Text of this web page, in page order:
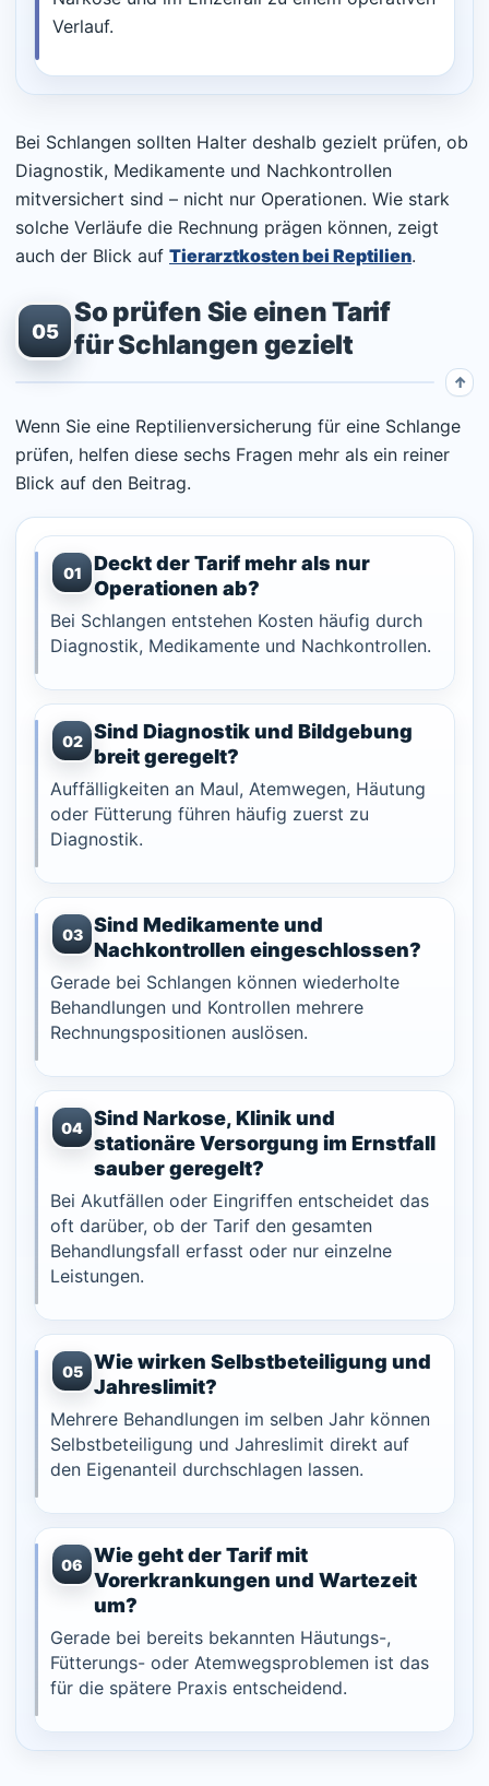
Verlauf.
Bei Schlangen sollten Halter deshalb gezielt prüfen, ob
Diagnostik, Medikamente und Nachkontrollen
mitversichert sind – nicht nur Operationen. Wie stark
solche Verläufe die Rechnung prägen können, zeigt
auch der Blick auf Tierarztkosten bei Reptilien.
05
So prüfen Sie einen Tarif
für Schlangen gezielt
Wenn Sie eine Reptilienversicherung für eine Schlange
prüfen, helfen diese sechs Fragen mehr als ein reiner
Blick auf den Beitrag.
01
Deckt der Tarif mehr als nur
Operationen ab?
Bei Schlangen entstehen Kosten häufig durch
Diagnostik, Medikamente und Nachkontrollen.
02
Sind Diagnostik und Bildgebung
breit geregelt?
Auffälligkeiten an Maul, Atemwegen, Häutung
oder Fütterung führen häufig zuerst zu
Diagnostik.
03
Sind Medikamente und
Nachkontrollen eingeschlossen?
Gerade bei Schlangen können wiederholte
Behandlungen und Kontrollen mehrere
Rechnungspositionen auslösen.
04 Sind Narkose, Klinik und
stationäre Versorgung im Ernstfall
sauber geregelt?
Bei Akutfällen oder Eingriffen entscheidet das
oft darüber, ob der Tarif den gesamten
Behandlungsfall erfasst oder nur einzelne
Leistungen.
05
Wie wirken Selbstbeteiligung und
Jahreslimit?
Mehrere Behandlungen im selben Jahr können
Selbstbeteiligung und Jahreslimit direkt auf
den Eigenanteil durchschlagen lassen.
06
Wie geht der Tarif mit
Vorerkrankungen und Wartezeit
um?
Gerade bei bereits bekannten Häutungs-,
Fütterungs- oder Atemwegsproblemen ist das
für die spätere Praxis entscheidend.